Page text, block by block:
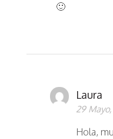
🙂
Laura
29
Hola,